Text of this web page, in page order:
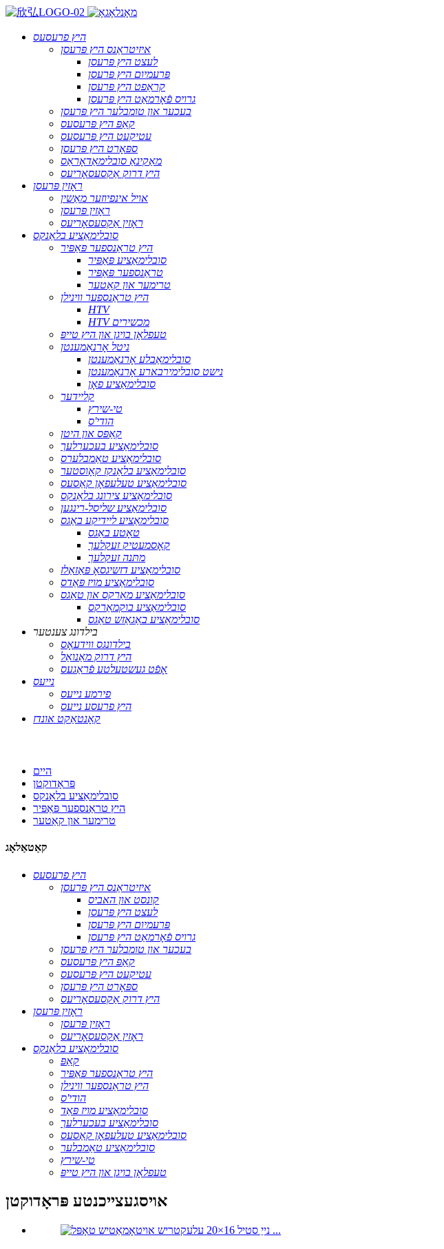
היץ פרעסעס
איזיטראַנס היץ פּרעסן
לעצט היץ פּרעסן
פּרעמיום היץ פּרעסן
קראַפט היץ פּרעסן
גרויס פֿאָרמאַט היץ פּרעסן
בעכער און טומבלער היץ פּרעסן
קאַפּ היץ פּרעסעס
עטיקעט היץ פּרעסעס
ספּאָרט היץ פּרעסן
מאַקינאַ סובלימאַדאָראַס
היץ דרוק אַקסעסאָריעס
ראָזין פּרעסן
אויל אינפיוזער מאַשין
ראָזין פּרעסן
ראָזין אַקסעסאָריעס
סובלימאַציע בלאַנקס
היץ טראַנספער פּאַפּיר
סובלימאַציע פּאַפּיר
טראַנספער פּאַפּיר
טרימער און קאַטער
היץ טראַנספער ווינילן
HTV
HTV מכשירים
טעפלאָן בויגן און היץ טייפּ
ניטל אָרנאַמענטן
סובלימאַבלע אָרנאַמענטן
נישט סובלימירבארע אָרנאַמענטן
סובלימאַציע פאָן
קליידער
טי-שירץ
הודי'ס
קאַפּס און היטן
סובלימאַציע בעכערלעך
סובלימאַציע טאַמבלערס
סובלימאַציע בלאַנקז קאָוסטער
סובלימאַציע טעלעפאָן קאַסעס
סובלימאַציע צירונג בלאַנקס
סובלימאַציע שליסל-רינגען
סובלימאַציע ליידיקע באַגס
טאָטע באַגס
קאָסמעטיק זעקלעך
מתּנה זעקלעך
סובלימאַציע דזשיגסאָ פּאַזאַלז
סובלימאַציע מויז פּאַדס
סובלימאַציע מאַרקס און טאַגס
סובלימאַציע בוקמאַרקס
סובלימאַציע באַגאַזש טאַגס
בילדונג צענטער
בילדונגס ווידעאָס
היץ דרוק מאַנואַל
אָפֿט געשטעלטע פֿראַגעס
נייעס
פירמע נייעס
היץ פרעסע נייעס
קאָנטאַקט אונדז
היים
פּראָדוקטן
סובלימאַציע בלאַנקס
היץ טראַנספער פּאַפּיר
טרימער און קאַטער
קאַטאַלאָג
היץ פרעסעס
איזיטראַנס היץ פּרעסן
קונסט און האביס
לעצט היץ פּרעסן
פּרעמיום היץ פּרעסן
גרויס פֿאָרמאַט היץ פּרעסן
בעכער און טומבלער היץ פּרעסן
קאַפּ היץ פּרעסעס
עטיקעט היץ פּרעסעס
ספּאָרט היץ פּרעסן
היץ דרוק אַקסעסאָריעס
ראָזין פּרעסן
ראָזין פּרעסן
ראָזין אַקסעסאָריעס
סובלימאַציע בלאַנקס
קאַפּ
היץ טראַנספער פּאַפּיר
היץ טראַנספער ווינילן
הודי'ס
סובלימאַציע מויז פּאַד
סובלימאַציע בעכערלעך
סובלימאַציע טעלעפאָן קאַסעס
סובלימאַציע טאַמבלער
טי-שירץ
טעפלאָן בויגן און היץ טייפּ
אויסגעצייכנטע פּראָדוקטן